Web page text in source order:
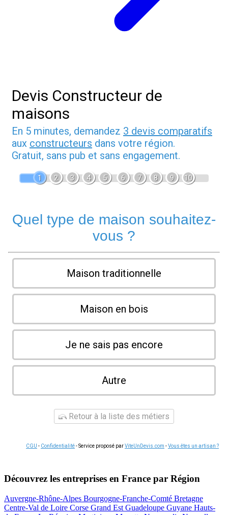
Devis Constructeur de
maisons
En 5 minutes, demandez 3 devis comparatifs
aux constructeurs dans votre région.
Gratuit, sans pub et sans engagement.
1 2 3 4 5 6 7 8 9 10
Quel type de maison souhaitez-
vous ?
Maison traditionnelle
Maison en bois
Je ne sais pas encore
Autre
Retour à la liste des métiers
CGU - Confidentialité- Service proposé parViteUnDevis.com -Vous êtes un artisan ?
Découvrez les entreprises en France par Région
Auvergne-Rhône-Alpes Bourgogne-Franche-Comté Bretagne
Centre-Val de Loire Corse Grand Est Guadeloupe Guyane Hauts-